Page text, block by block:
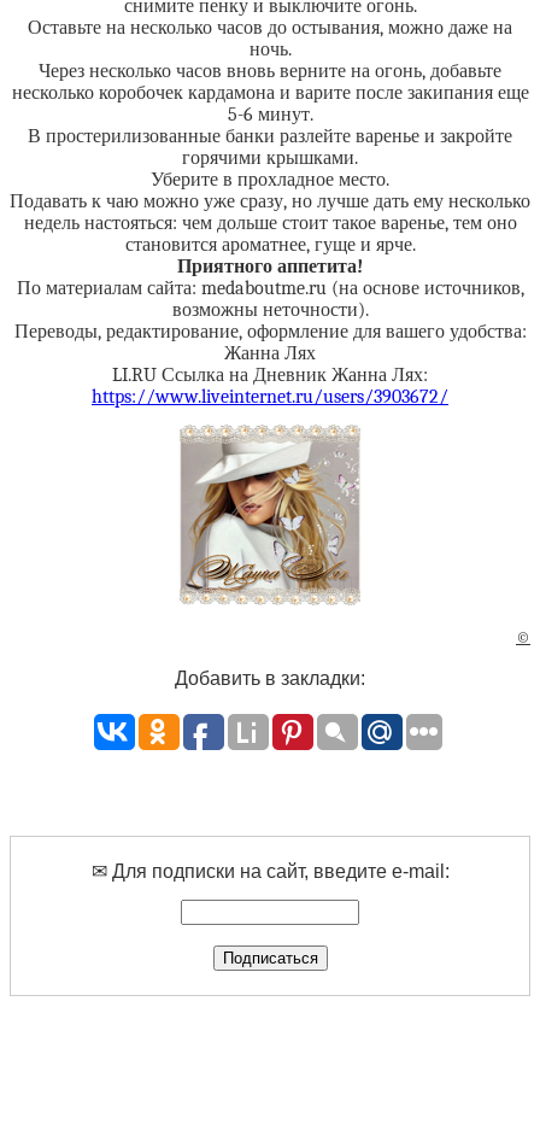
снимите пенку и выключите огонь.
Оставьте на несколько часов до остывания, можно даже на
ночь.
Через несколько часов вновь верните на огонь, добавьте
несколько коробочек кардамона и варите после закипания еще
5-6 минут.
В простерилизованные банки разлейте варенье и закройте
горячими крышками.
Уберите в прохладное место.
Подавать к чаю можно уже сразу, но лучше дать ему несколько
недель настояться: чем дольше стоит такое варенье, тем оно
становится ароматнее, гуще и ярче.
Приятного аппетита!
По материалам сайта: medaboutme.ru (на основе источников,
возможны неточности).
Переводы, редактирование, оформление для вашего удобства:
Жанна Лях
LI.RU Ссылка на Дневник Жанна Лях:
https://www.liveinternet.ru/users/3903672/
©
Добавить в закладки:
✉ Для подписки на сайт, введите e-mail: